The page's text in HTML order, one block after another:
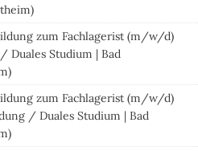
zum Fachlagerist (m/w/d)
Duales Studium | Bad
zum Fachlagerist (m/w/d)
/ Duales Studium | Bad